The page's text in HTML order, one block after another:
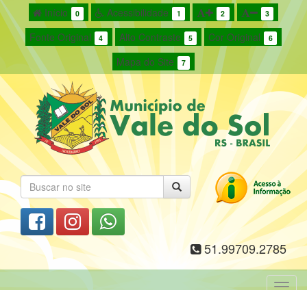
Início 0 Acessibilidade 1 2 3
Fonte Original 4 Alto Contraste 5 Cor Original 6
Mapa do Site 7
51.99709.2785